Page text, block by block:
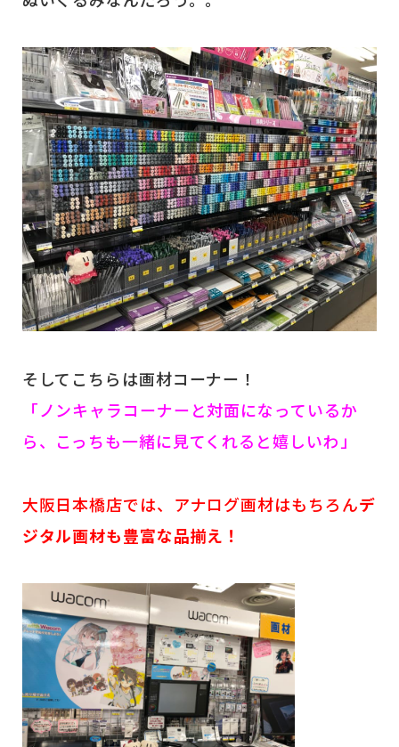
そしてこちらは画材コーナー！
「ノンキャラコーナーと対面になっているか
ら、こっちも一緒に見てくれると嬉しいわ」
大阪日本橋店では、アナログ画材はもちろんデ
ジタル画材も豊富な品揃え！